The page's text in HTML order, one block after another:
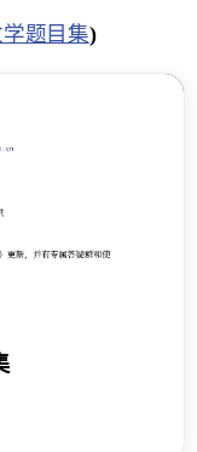
题目集)